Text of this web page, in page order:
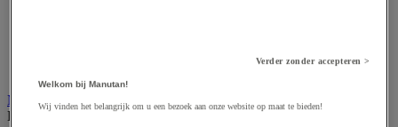
Medische hulpmiddelen en oefentherapie
Bekijk de hele productgroep
Verder zonder accepteren >
Welkom bij Manutan!
Wij vinden het belangrijk om u een bezoek aan onze website op maat te bieden!